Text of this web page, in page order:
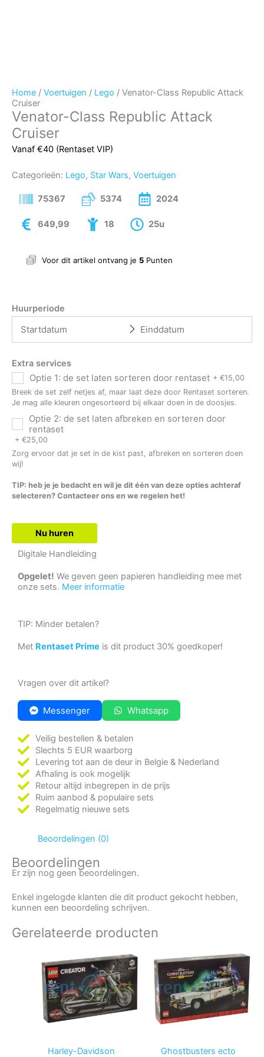
Home / Voertuigen / Lego / Venator-Class Republic Attack
Cruiser
Venator-Class Republic Attack
Cruiser
Vanaf €40 (Rentaset VIP)
Categorieën: Lego, Star Wars, Voertuigen
75367 5374 2024
649,99 18 25u
Voor dit artikel ontvang je 5 Punten
Huurperiode
Extra services
Optie 1: de set laten sorteren door rentaset + €15,00
Breek de set zelf netjes af, maar laat deze door Rentaset sorteren.
Je mag alle kleuren ongesorteerd bij elkaar doen in de doosjes.
Optie 2: de set laten afbreken en sorteren door
rentaset
+ €25,00
Zorg ervoor dat je set in de kist past, afbreken en sorteren doen
wij!
TIP: heb je je bedacht en wil je dit één van deze opties achteraf
selecteren? Contacteer ons en we regelen het!
Nu huren
Digitale Handleiding
Opgelet! We geven geen papieren handleiding mee met
onze sets. Meer informatie
TIP: Minder betalen?
Met Rentaset Prime is dit product 30% goedkoper!
Vragen over dit artikel?
Messenger Whatsapp
Veilig bestellen & betalen
Slechts 5 EUR waarborg
Levering tot aan de deur in Belgie & Nederland
Afhaling is ook mogelijk
Retour altijd inbegrepen in de prijs
Ruim aanbod & populaire sets
Regelmatig nieuwe sets
Beoordelingen (0)
Beoordelingen
Er zijn nog geen beoordelingen.
Enkel ingelogde klanten die dit product gekocht hebben,
kunnen een beoordeling schrijven.
Gerelateerde producten
Harley-Davidson
Ghostbusters ecto